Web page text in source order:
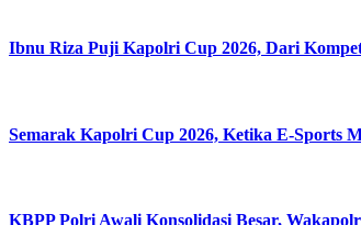
Ibnu Riza Puji Kapolri Cup 2026, Dari
Semarak Kapolri Cup 2026, Ketika E-Sports
KBPP Polri Awali Konsolidasi Besar,